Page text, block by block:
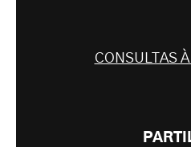
CONSULTAS